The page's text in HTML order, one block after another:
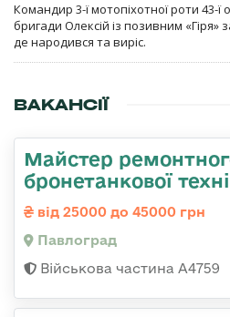
Командир 3-ї мотопіхотної роти 43-ї
бригади Олексій із позивним
де народився та виріс.
ВАКАНСІЇ
Майстер
бронетанкової
від 25000 до 45000 грн
Павлоград
Військова частина А4759